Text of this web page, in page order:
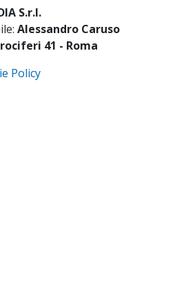
S.r.l.
Alessandro Caruso
41 - Roma
Policy